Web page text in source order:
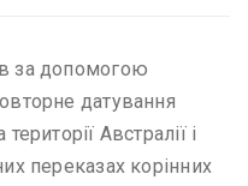
за допомогою
датування
Австралії і
переказах корінних